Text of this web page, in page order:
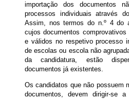
importação dos documentos
processos individuais através
Assim, nos termos do n.º 4 do
cujos documentos
e válidos no respetivo processo
de escolas ou escola não
da candidatura, estão
documentos já existentes.
Os candidatos que não possuem
documentos, devem dirigir-se